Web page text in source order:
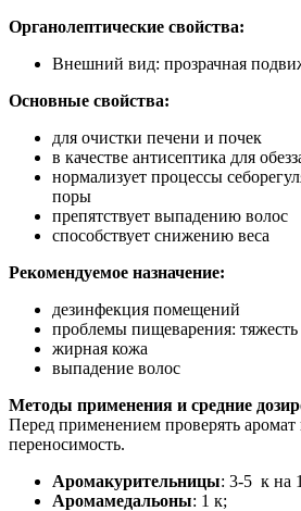
Органолептические свойства:
Внешний вид: прозрачная
Основные свойства:
для очистки печени и почек
в качестве антисептика для
нормализует процессы
поры
препятствует выпадению волос
способствует снижению веса
Рекомендуемое назначение:
дезинфекция помещений
проблемы пищеварения:
жирная кожа
выпадение волос
Методы применения и средние
Перед применением проверять
переносимость.
Аромакурительницы: 3-5 к на
Аромамедальоны: 1 к;